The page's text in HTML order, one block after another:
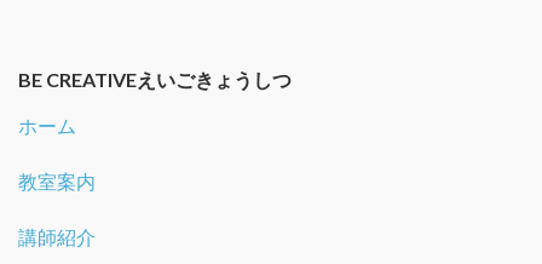
BE CREATIVEえいごきょうしつ
ホーム
教室案内
講師紹介